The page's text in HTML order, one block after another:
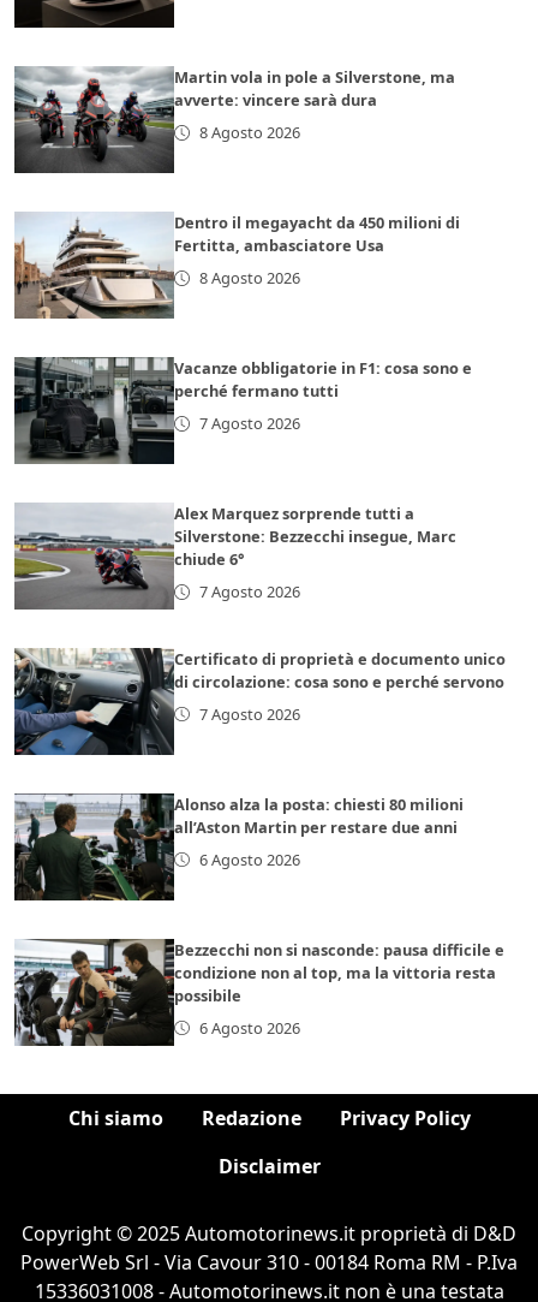
Martin vola in pole a Silverstone, ma
avverte: vincere sarà dura
8 Agosto 2026
Dentro il megayacht da 450 milioni di
Fertitta, ambasciatore Usa
8 Agosto 2026
Vacanze obbligatorie in F1: cosa sono e
perché fermano tutti
7 Agosto 2026
Alex Marquez sorprende tutti a
Silverstone: Bezzecchi insegue, Marc
chiude 6°
7 Agosto 2026
Certificato di proprietà e documento unico
di circolazione: cosa sono e perché servono
7 Agosto 2026
Alonso alza la posta: chiesti 80 milioni
all’Aston Martin per restare due anni
6 Agosto 2026
Bezzecchi non si nasconde: pausa difficile e
condizione non al top, ma la vittoria resta
possibile
6 Agosto 2026
Chi siamo Redazione
Privacy Policy
Disclaimer
Copyright © 2025 Automotorinews.it proprietà di D&D
PowerWeb Srl - Via Cavour 310 - 00184 Roma RM - P.Iva
15336031008 - Automotorinews.it non è una testata